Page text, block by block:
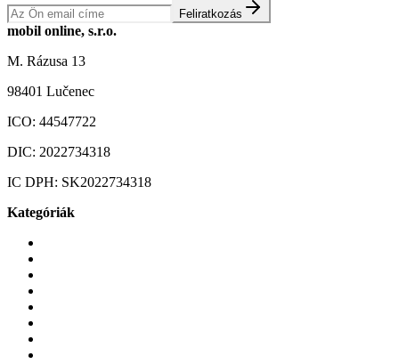
Feliratkozás
mobil online, s.r.o.
M. Rázusa 13
98401 Lučenec
ICO: 44547722
DIC: 2022734318
IC DPH: SK2022734318
Kategóriák